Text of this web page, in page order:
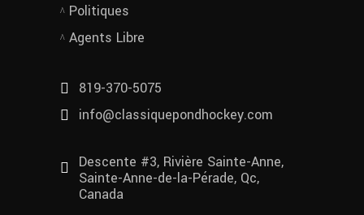
Politiques
Agents Libre
819-370-5075
info@classiquepondhockey.com
Descente #3, Rivière Sainte-Anne,
Sainte-Anne-de-la-Pérade, Qc,
Canada